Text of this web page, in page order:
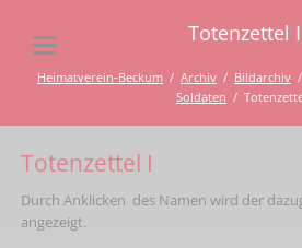
Totenzettel I
Heimatverein-Beckum Archiv Bildarchiv
Soldaten
Totenzettel I
Durch Anklicken des Namen wird der
angezeigt.